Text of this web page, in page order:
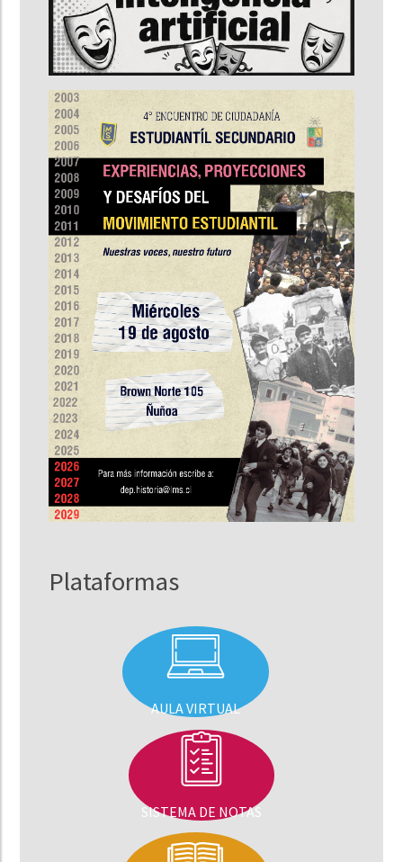
Plataformas
AULA VIRTUAL
SISTEMA DE NOTAS